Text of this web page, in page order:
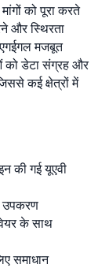
को पूरा करते
और स्थिरता
मजबूत
को डेटा संग्रह और
कई क्षेत्रों में
की गई यूएवी
उपकरण
के साथ
समाधान